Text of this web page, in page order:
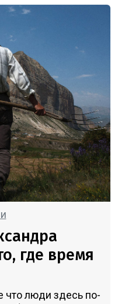
где время
что люди здесь по-